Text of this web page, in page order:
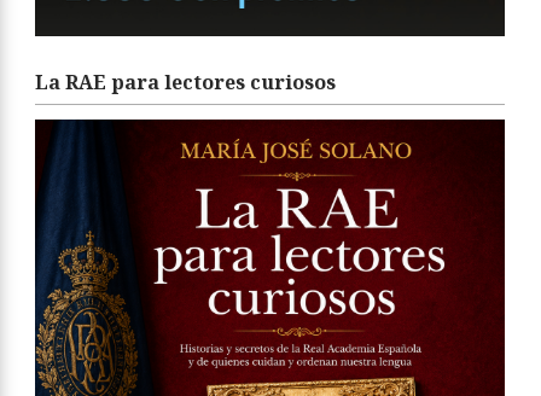
La RAE para lectores curiosos